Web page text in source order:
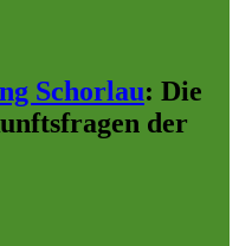
Schorlau: Die
der